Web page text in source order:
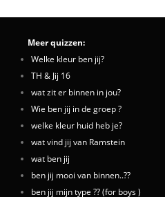
Meer quizzen:
Welke kleur ben jij?
TH & Jij 16
wat zit er binnen in jou?
Wie ben jij in de groep ?
welke kleur huid heb je?
wat vind jij van Ramstein
wat ben jij
ben jij mooi van binnen..??
ben jij mijn type ?? (for boys )